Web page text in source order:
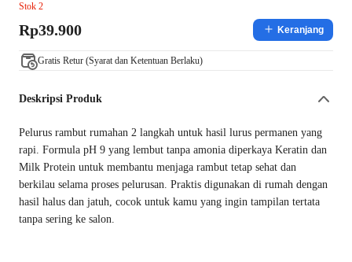
Stok 2
Rp39.900 Keranjang
Gratis Retur (Syarat dan Ketentuan Berlaku)
Deskripsi Produk
Pelurus rambut rumahan 2 langkah untuk hasil lurus permanen yang
rapi. Formula pH 9 yang lembut tanpa amonia diperkaya Keratin dan
Milk Protein untuk membantu menjaga rambut tetap sehat dan
berkilau selama proses pelurusan. Praktis digunakan di rumah dengan
hasil halus dan jatuh, cocok untuk kamu yang ingin tampilan tertata
tanpa sering ke salon.